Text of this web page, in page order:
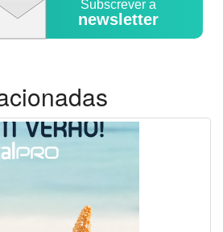
Subscrever a
newsletter